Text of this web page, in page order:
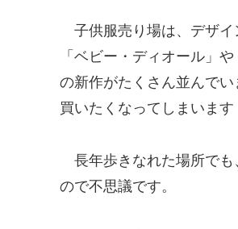
子供服売り場は、デザ
「ベビー・ディオール」
の新作がたくさん並んで
買いたくなってしまいます
長年歩きなれた場所で
ので不思議です。